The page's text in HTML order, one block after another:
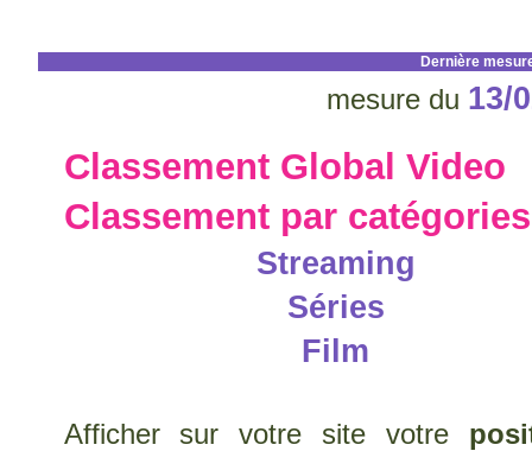
Dernière
mesure du 13/
Classement Global Video
Classement par
Streaming
Séries
Film
Afficher sur votre site votre